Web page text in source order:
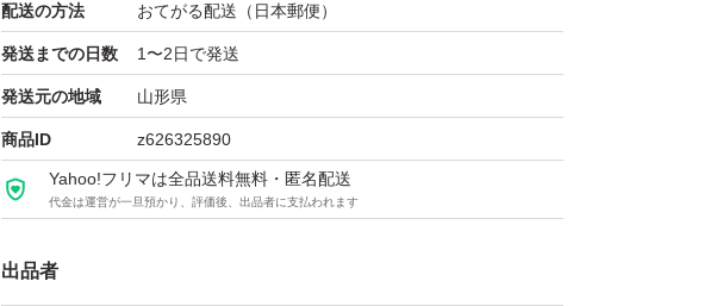
噛めば噛むほど旨味が感じられ人気商品が沢山
山形で有名な宮内ハムのサラミ。
天然羊腸を使っているので、
長さにばらつきがあります。また、
本品は無選別品となり、
配送の方法 おてがる配送（日本郵便）
発送までの日数 1〜2日で発送
発送元の地域 山形県
商品ID z626325890
Yahoo!フリマは全品送料無料・匿名配送
代金は運営が一旦預かり、評価後、出品者に支払われます
出品者